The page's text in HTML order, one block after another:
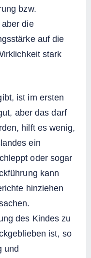
bzw.
die
auf die
stark
ist im ersten
aber das darf
hilft es wenig,
ein
oder sogar
kann
hinziehen
des Kindes zu
ist, so
und